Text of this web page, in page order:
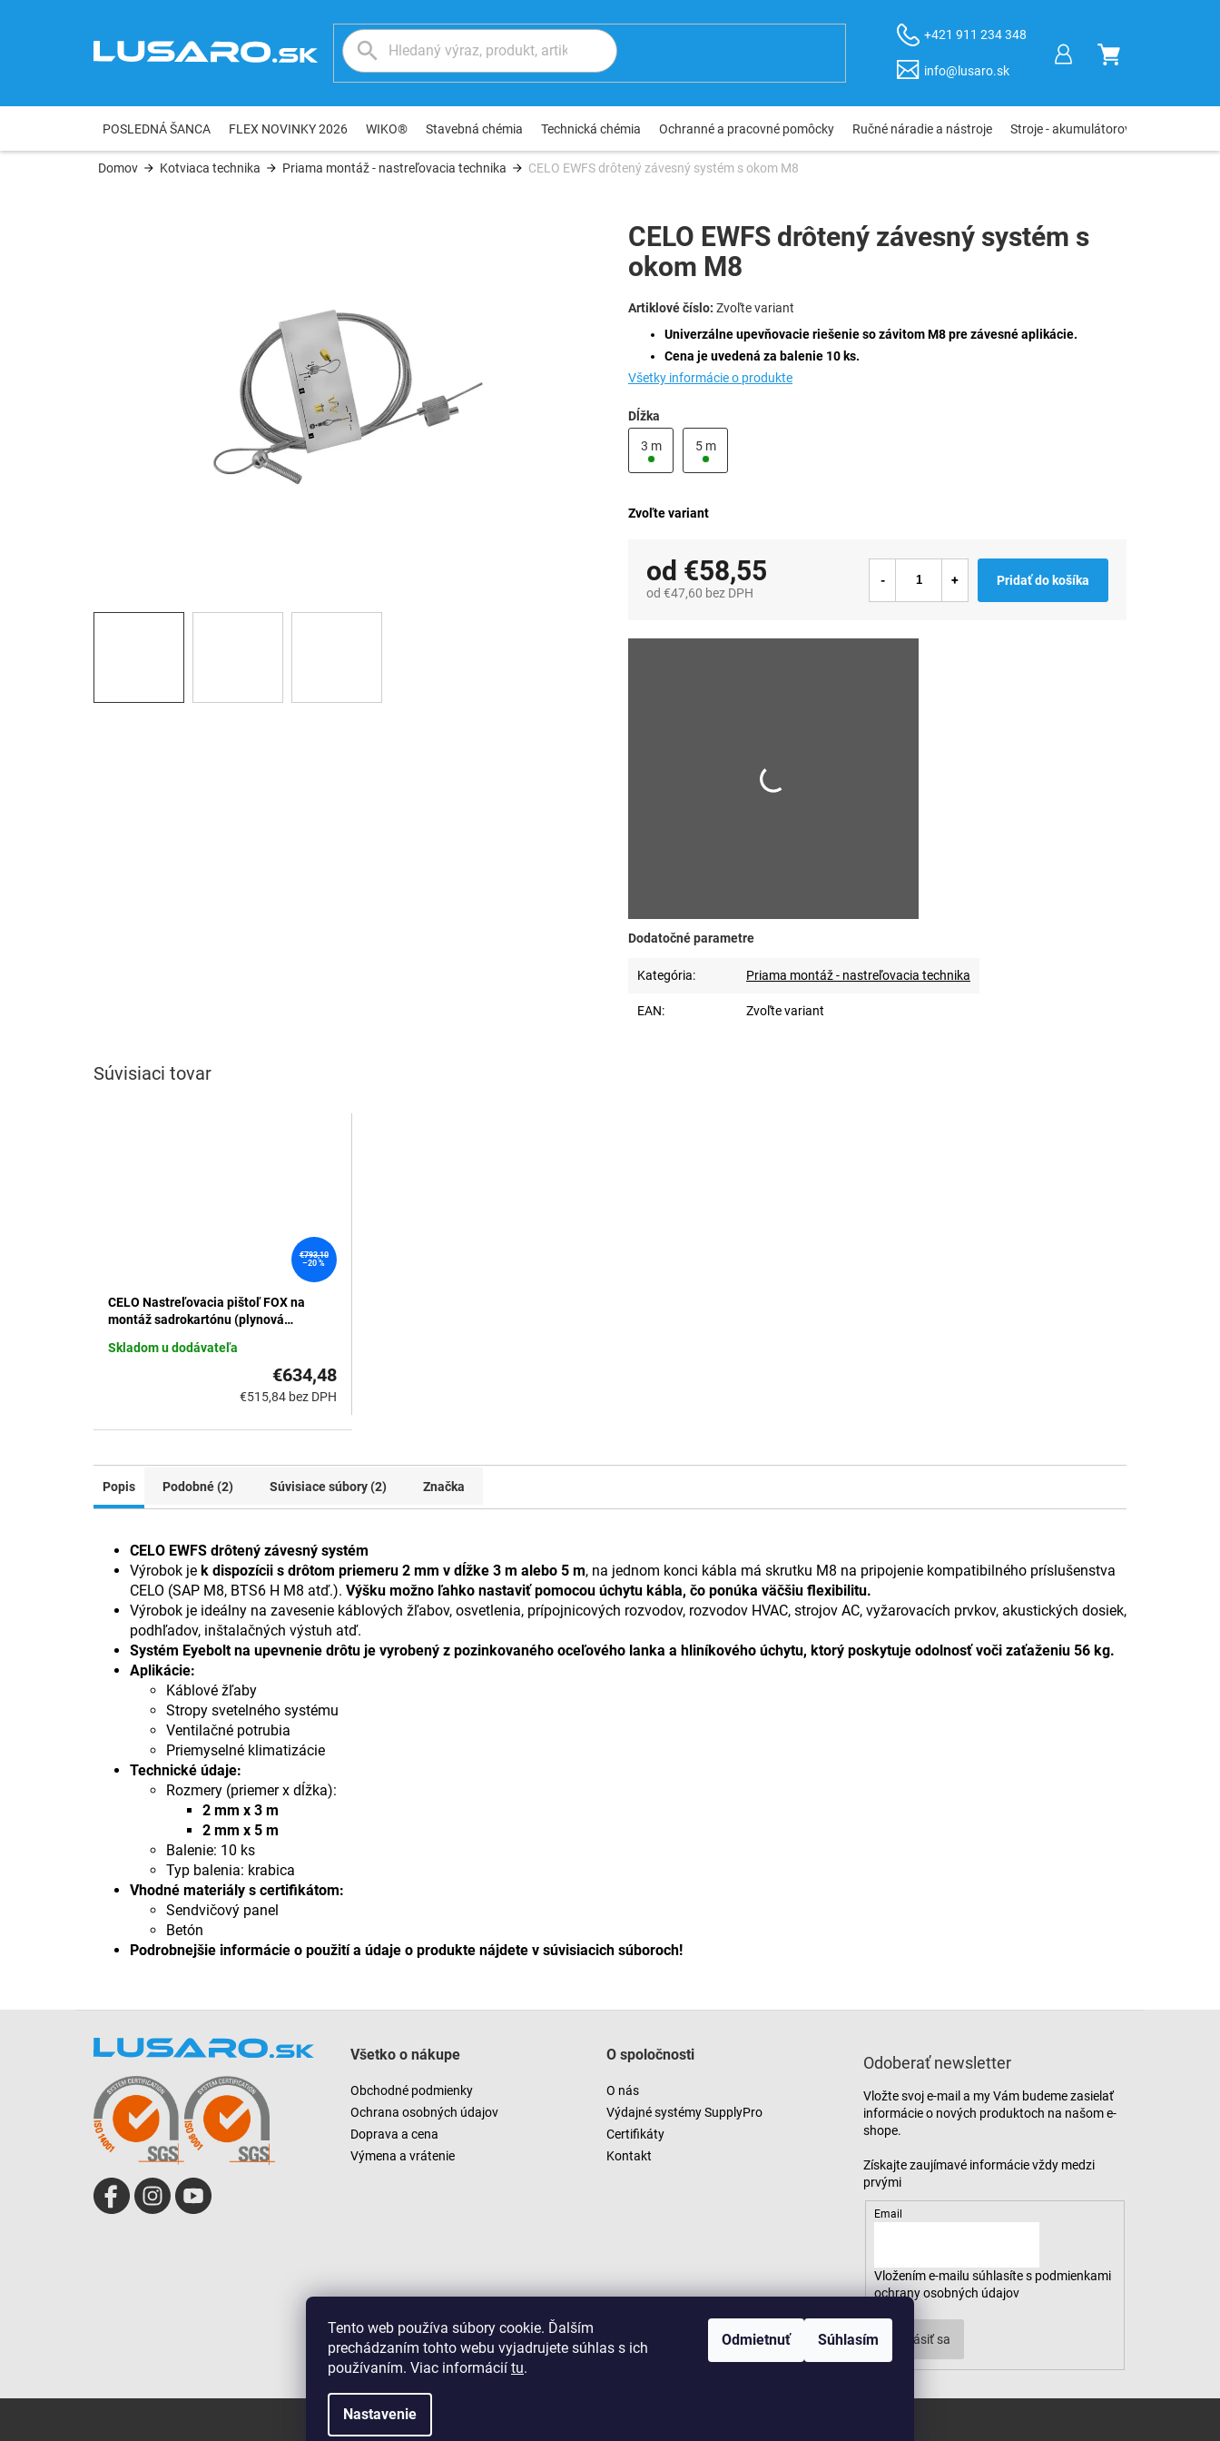
Tento web používa súbory cookie. Ďalším
prechádzaním tohto webu vyjadrujete súhlas s ich
používaním. Viac informácií tu.
Nastavenie
Odmietnuť Súhlasím
+421 911 234 348
info@lusaro.sk
NÁKUPNÝ
POSLEDNÁ ŠANCA FLEX NOVINKY 2026 WIKO® Stavebná chémia Technická chémia Ochranné a pracovné pomôcky Ručné náradie a nástroje Stroje - akumulátorové, elektro,
Domov Kotviaca technika Priama montáž - nastreľovacia technika CELO EWFS drôtený závesný systém s okom M8
Zvoľte variant
Dĺžka
3 m 5 m
Univerzálne upevňovacie riešenie so závitom M8 pre závesné aplikácie.
Cena je uvedená za balenie 10 ks.
Všetky informácie o produkte
Dodatočné parametre
Kategória: Priama montáž - nastreľovacia technika
EAN: Zvoľte variant
CELO EWFS drôtený závesný systém s
okom M8
Zvoľte variant
od €58,55
od €47,60 bez DPH
Pridať do košíka
Súvisiaci tovar
€793,10
–20 %
CELO Nastreľovacia pištoľ FOX na
montáž sadrokartónu (plynová
Skladom u dodávateľa
€515,84 bez DPH
€634,48
Popis Podobné (2) Súvisiace súbory (2) Značka
CELO EWFS drôtený závesný systém
Výrobok je k dispozícii s drôtom priemeru 2 mm v dĺžke 3 m alebo 5 m, na jednom konci kábla má skrutku M8 na pripojenie kompatibilného príslušenstva
CELO (SAP M8, BTS6 H M8 atď.). Výšku možno ľahko nastaviť pomocou úchytu kábla, čo ponúka väčšiu flexibilitu.
Výrobok je ideálny na zavesenie káblových žľabov, osvetlenia, prípojnicových rozvodov, rozvodov HVAC, strojov AC, vyžarovacích prvkov, akustických dosiek,
podhľadov, inštalačných výstuh atď.
Systém Eyebolt na upevnenie drôtu je vyrobený z pozinkovaného oceľového lanka a hliníkového úchytu, ktorý poskytuje odolnosť voči zaťaženiu 56 kg.
Aplikácie:
Káblové žľaby
Stropy svetelného systému
Ventilačné potrubia
Priemyselné klimatizácie
Technické údaje:
Rozmery (priemer x dĺžka):
2 mm x 3 m
2 mm x 5 m
Balenie: 10 ks
Typ balenia: krabica
Vhodné materiály s certifikátom:
Sendvičový panel
Betón
Podrobnejšie informácie o použití a údaje o produkte nájdete v súvisiacich súboroch!
Všetko o nákupe
Obchodné podmienky
Ochrana osobných údajov
Doprava a cena
Výmena a vrátenie
O spoločnosti
O nás
Výdajné systémy SupplyPro
Certifikáty
Kontakt
Odoberať newsletter
Vložte svoj e-mail a my Vám budeme zasielať
informácie o nových produktoch na našom e-
shope.
Email
Vložením e-mailu súhlasíte s podmienkami
ochrany osobných údajov
Prihlásiť sa